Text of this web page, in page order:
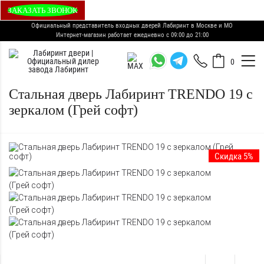
ЗАКАЗАТЬ ЗВОНОК
Официальный представитель входных дверей Лабиринт в Москве и МО
Интернет-магазин работает ежедневно с 09:00 до 21:00
0
Стальная дверь Лабиринт TRENDO 19 с
зеркалом (Грей софт)
Скидка 5%